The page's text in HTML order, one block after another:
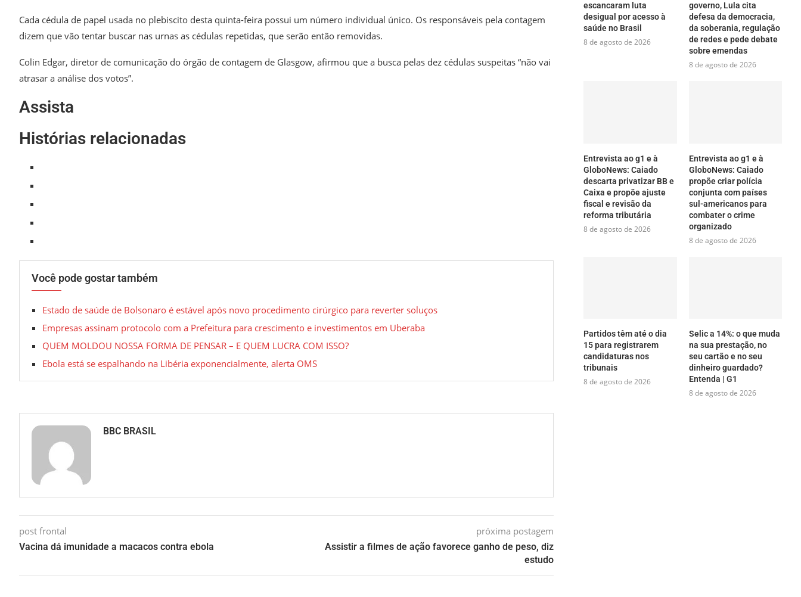
Cada cédula de papel usada no plebiscito desta quinta-feira possui um número individual único. Os responsáveis pela contagem
dizem que vão tentar buscar nas urnas as cédulas repetidas, que serão então removidas.
Colin Edgar, diretor de comunicação do órgão de contagem de Glasgow, afirmou que a busca pelas dez cédulas suspeitas “não vai
atrasar a análise dos votos”.
Assista
Histórias relacionadas
Você pode gostar também
Estado de saúde de Bolsonaro é estável após novo procedimento cirúrgico para reverter soluços
Empresas assinam protocolo com a Prefeitura para crescimento e investimentos em Uberaba
QUEM MOLDOU NOSSA FORMA DE PENSAR – E QUEM LUCRA COM ISSO?
Ebola está se espalhando na Libéria exponencialmente, alerta OMS
BBC BRASIL
post frontal
Vacina dá imunidade a macacos contra ebola
próxima postagem
Assistir a filmes de ação favorece ganho de peso, diz
estudo
escancaram luta
desigual por acesso à
saúde no Brasil
8 de agosto de 2026
governo, Lula cita
defesa da democracia,
da soberania, regulação
de redes e pede debate
sobre emendas
8 de agosto de 2026
Entrevista ao g1 e à
GloboNews: Caiado
descarta privatizar BB e
Caixa e propõe ajuste
fiscal e revisão da
reforma tributária
8 de agosto de 2026
Entrevista ao g1 e à
GloboNews: Caiado
propõe criar polícia
conjunta com países
sul-americanos para
combater o crime
organizado
8 de agosto de 2026
Partidos têm até o dia
15 para registrarem
candidaturas nos
tribunais
8 de agosto de 2026
Selic a 14%: o que muda
na sua prestação, no
seu cartão e no seu
dinheiro guardado?
Entenda | G1
8 de agosto de 2026